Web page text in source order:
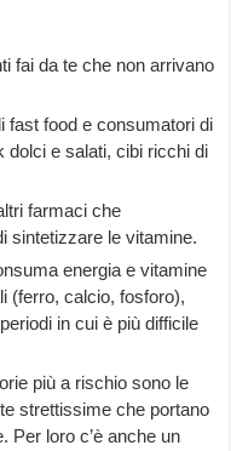
fai da te che non arrivano
fast food e consumatori di
dolci e salati, cibi ricchi di
farmaci che
sintetizzare le vitamine.
energia e vitamine
(ferro, calcio, fosforo),
in cui è più difficile
più a rischio sono le
strettissime che portano
Per loro c’è anche un